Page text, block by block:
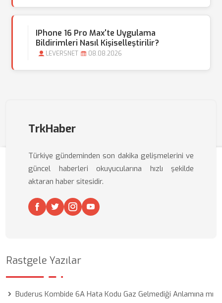
IPhone 16 Pro Max'te Uygulama
Bildirimleri Nasıl Kişiselleştirilir?
LEVERSNET 08.08.2026
TrkHaber
Türkiye gündeminden son dakika gelişmelerini ve
güncel haberleri okuyucularına hızlı şekilde
aktaran haber sitesidir.
Rastgele Yazılar
Buderus Kombide 6A Hata Kodu Gaz Gelmediği Anlamına mı